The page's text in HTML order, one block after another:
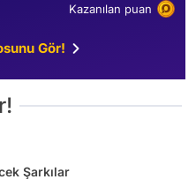
Kazanılan puan
Gör!
Şarkılar